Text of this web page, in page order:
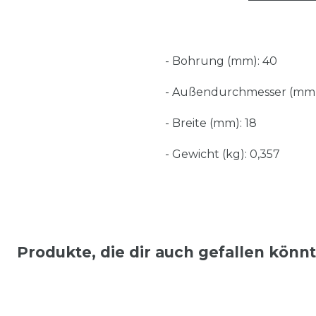
- Bohrung (mm): 40
- Außendurchmesser
- Breite (mm): 18
- Gewicht (kg): 0,357
Produkte, die dir auch gefallen